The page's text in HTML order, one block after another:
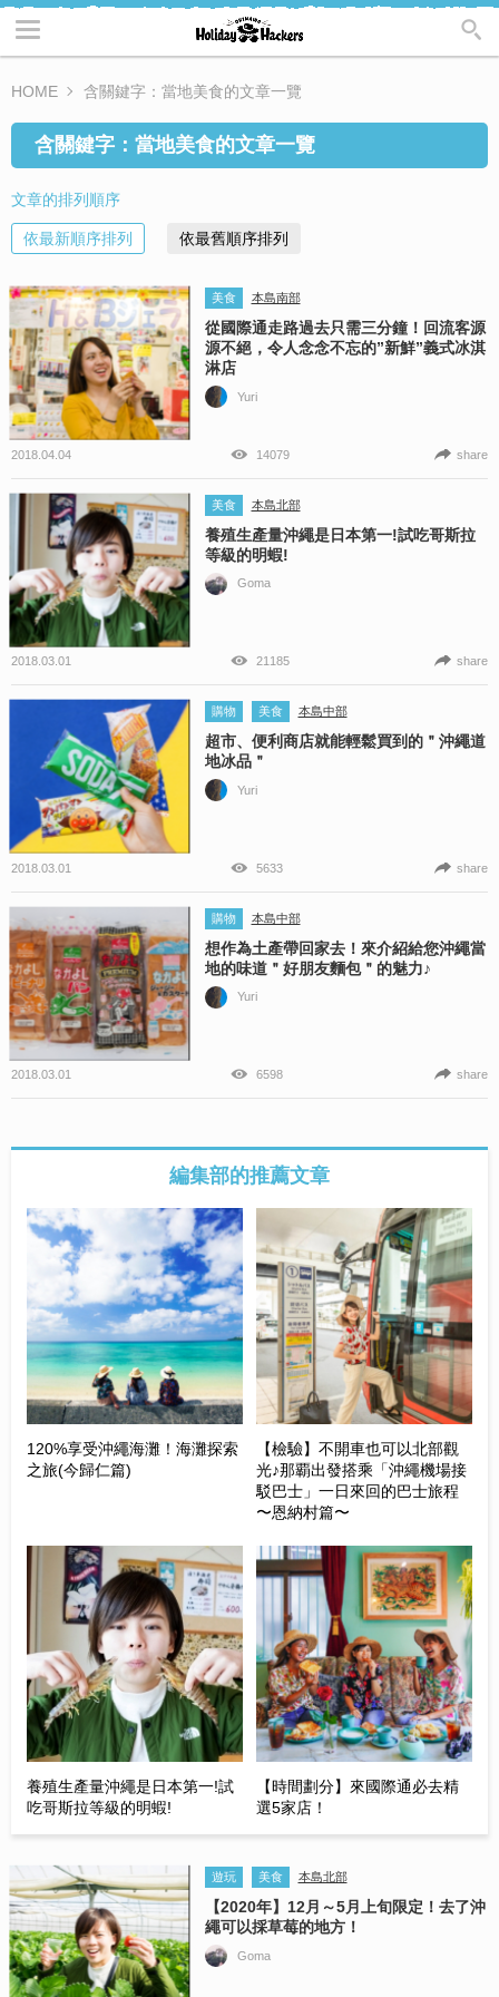
HOME 含關鍵字：當地美食的文章一覽
含關鍵字：當地美食的文章一覽
文章的排列順序
依最新順序排列 依最舊順序排列
美食 本島南部
從國際通走路過去只需三分鐘！回流客源
源不絕，令人念念不忘的”新鮮”義式冰淇
淋店
Yuri
2018.04.04 14079 share
美食 本島北部
養殖生產量沖繩是日本第一!試吃哥斯拉
等級的明蝦!
Goma
2018.03.01 21185 share
購物 美食 本島中部
超市、便利商店就能輕鬆買到的＂沖繩道
地冰品＂
Yuri
2018.03.01 5633 share
購物 本島中部
想作為土產帶回家去！來介紹給您沖繩當
地的味道＂好朋友麵包＂的魅力♪
Yuri
2018.03.01 6598 share
編集部的推薦文章
120%享受沖繩海灘！海灘探索
之旅(今歸仁篇)
【檢驗】不開車也可以北部觀
光♪那覇出發搭乘「沖繩機場接
駁巴士」一日來回的巴士旅程
〜恩納村篇〜
養殖生產量沖繩是日本第一!試
吃哥斯拉等級的明蝦!
【時間劃分】來國際通必去精
選5家店！
遊玩 美食 本島北部
【2020年】12月～5月上旬限定！去了沖
繩可以採草莓的地方！
Goma